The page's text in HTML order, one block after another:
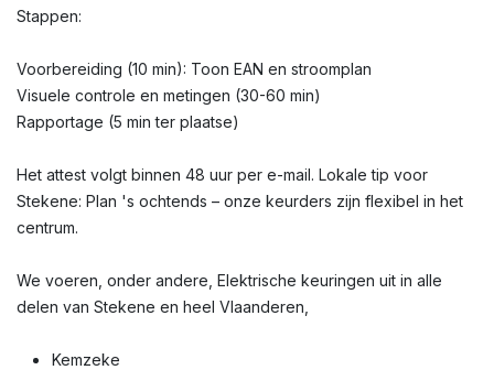
Stappen:
Voorbereiding (10 min): Toon EAN en stroomplan
Visuele controle en metingen (30-60 min)
Rapportage (5 min ter plaatse)
Het attest volgt binnen 48 uur per e-mail. Lokale tip voor
Stekene: Plan 's ochtends – onze keurders zijn flexibel in het
centrum.
We voeren, onder andere, Elektrische keuringen uit in alle
delen van Stekene en heel Vlaanderen,
Kemzeke